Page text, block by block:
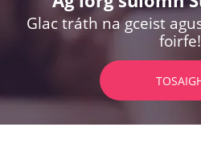
Glac tráth na gceist
foirfe!